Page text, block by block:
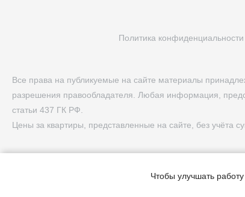
Политика конфиденциальности
Все права на публикуемые на сайте материалы
разрешения правообладателя. Любая информация,
статьи 437 ГК РФ.
Цены за квартиры, представленные на сайте, без учёта
© 2026 ООО Спецзастройщик «ТСИ»Чтобы улучшать